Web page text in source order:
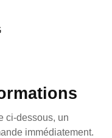
ci-dessous, un
immédiatement.